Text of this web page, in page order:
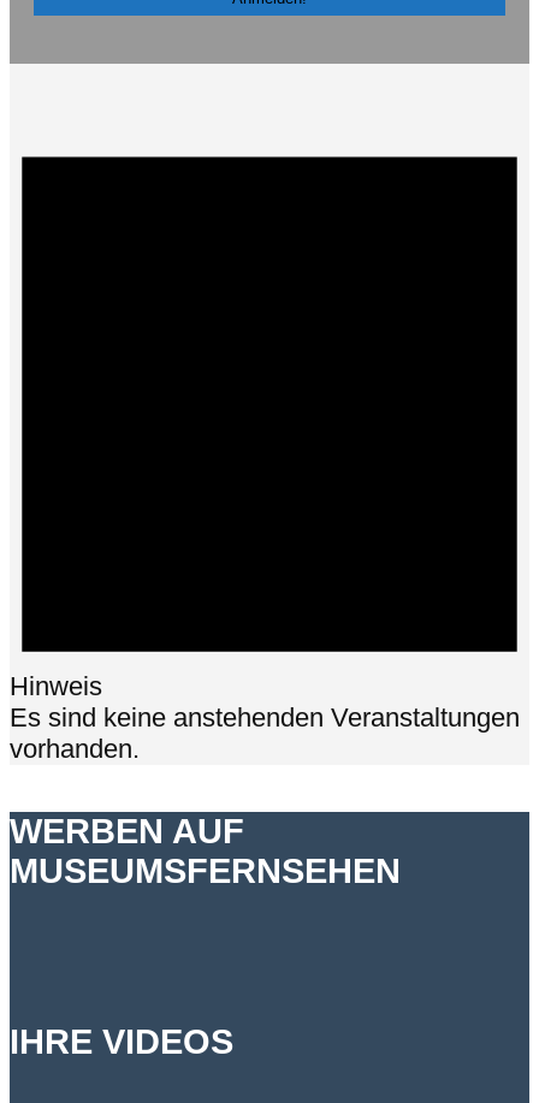
Hinweis
Es sind keine anstehenden Veranstaltungen
vorhanden.
WERBEN AUF
MUSEUMSFERNSEHEN
IHRE VIDEOS